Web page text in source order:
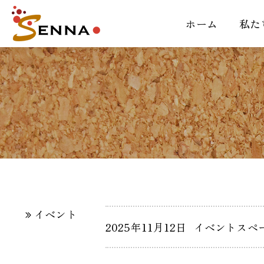
ホーム 私た
イベント
2025年11月12日
イベントス